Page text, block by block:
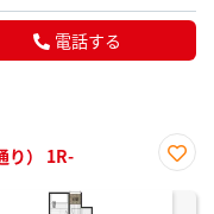
電話する
り） 1R-
に入